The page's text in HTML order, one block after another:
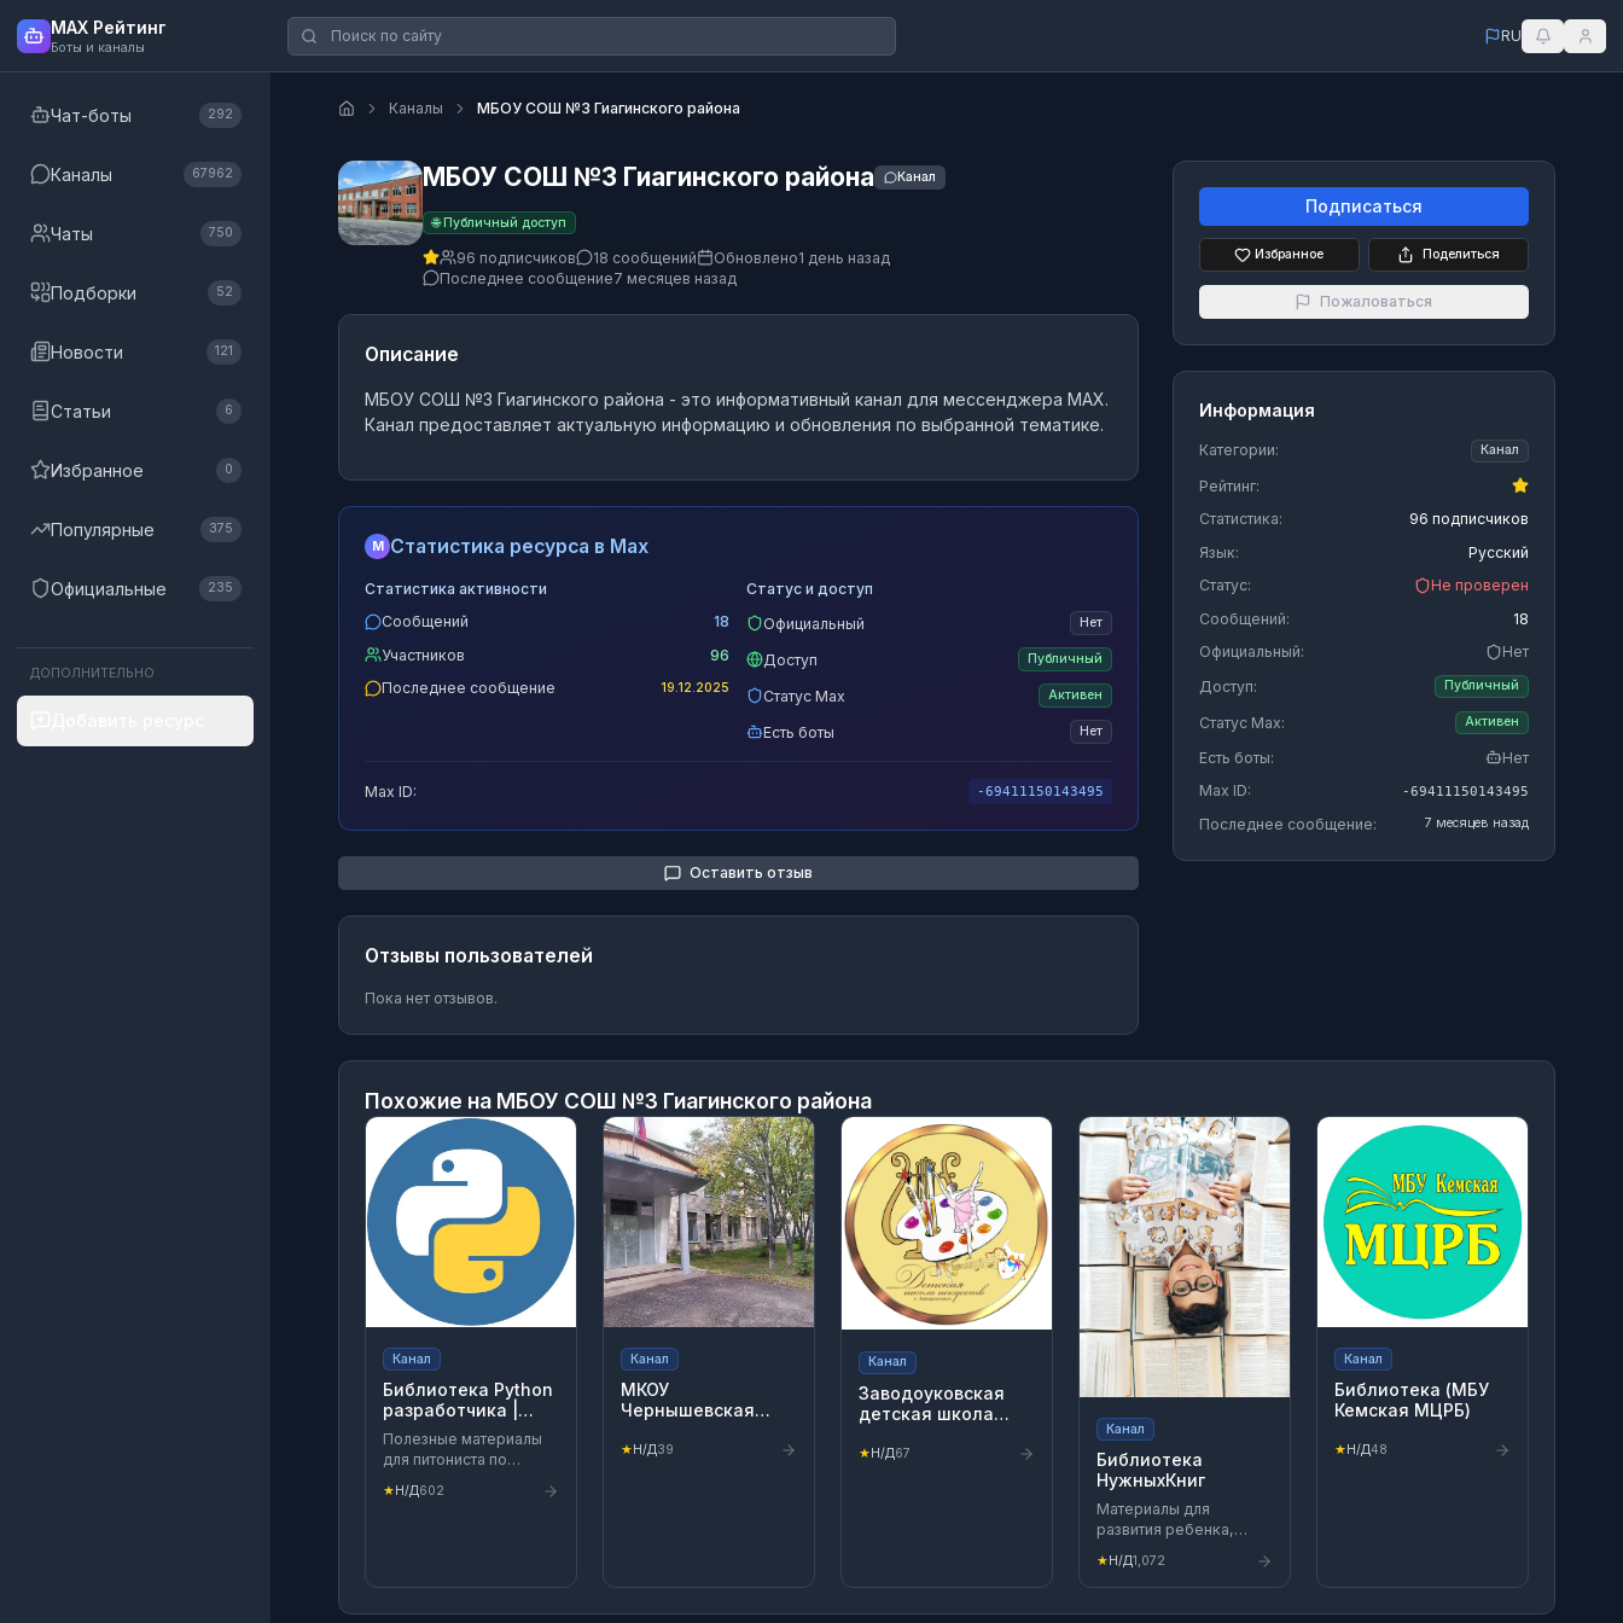
MAX Рейтинг
Боты и каналы
Чат-боты 292
Каналы 67962
Чаты 750
Подборки 52
Новости 121
Статьи 6
Избранное 0
Популярные 375
Официальные 235
ДОПОЛНИТЕЛЬНО
RU
Каналы МБОУ СОШ №3 Гиагинского района
МБОУ СОШ №3 Гиагинского района Канал
🌐 Публичный доступ
96 подписчиков 18 сообщений Обновлено1 день назад
Последнее сообщение7 месяцев назад
Описание
МБОУ СОШ №3 Гиагинского района - это информативный канал для мессенджера MAX.
Канал предоставляет актуальную информацию и обновления по выбранной тематике.
M Статистика ресурса в Max
Статистика активности
Сообщений
18
Участников
96
Последнее сообщение
19.12.2025
Статус и доступ
Официальный
Нет
Доступ Публичный
Статус Max Активен
Есть боты Нет
Max ID: -69411150143495
Оставить отзыв
Отзывы пользователей
Пока нет отзывов.
Подписаться
Избранное Поделиться
Пожаловаться
Информация
Категории: Канал
Рейтинг:
Статистика:
96 подписчиков
Язык:
Русский
Статус:
Не проверен
Сообщений:
18
Официальный:
Нет
Доступ:
Публичный
Статус Max: Активен
Есть боты:
Нет
Max ID:
-69411150143495
Последнее сообщение: 7 месяцев назад
Похожие на МБОУ СОШ №3 Гиагинского района
Канал
Библиотека Python
разработчика |
Книги по питону
Полезные материалы
для питониста по
Фреймворкам Django,
Flask, FastAPI, Pyramid,
★Н/Д602
Канал
МКОУ
Чернышевская
★Н/Д39
Канал
Заводоуковская
детская школа
★Н/Д67
Канал
Библиотека
НужныхКниг
Материалы для
развития ребенка,
нейроупражнения,
скорочтение,
олимпиадная
математика. Развитие
★Н/Д1,072
Канал
Библиотека (МБУ
Кемская МЦРБ)
★Н/Д48